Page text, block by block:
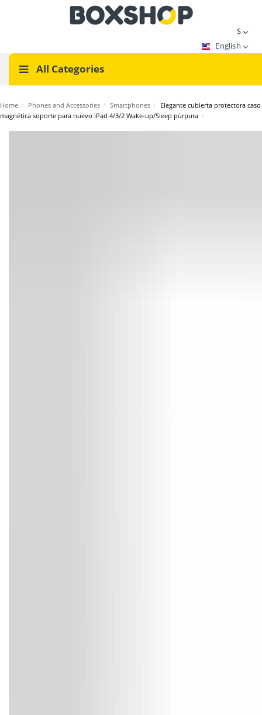
$
English
All Categories
Home / Phones and Accessories / Smartphones / Elegante cubierta protectora caso
magnética soporte para nuevo iPad 4/3/2 Wake-up/Sleep púrpura /